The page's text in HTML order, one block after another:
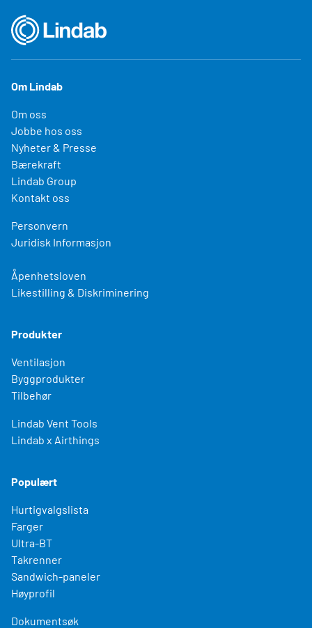
Om Lindab
Om oss
Jobbe hos oss
Nyheter & Presse
Bærekraft
Lindab Group
Kontakt oss
Personvern
Juridisk Informasjon
Åpenhetsloven
Likestilling & Diskriminering
Produkter
Ventilasjon
Byggprodukter
Tilbehør
Lindab Vent Tools
Lindab x Airthings
Populært
Hurtigvalgslista
Farger
Ultra-BT
Takrenner
Sandwich-paneler
Høyprofil
Dokumentsøk